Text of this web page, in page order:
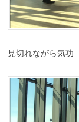
見切れながら気功